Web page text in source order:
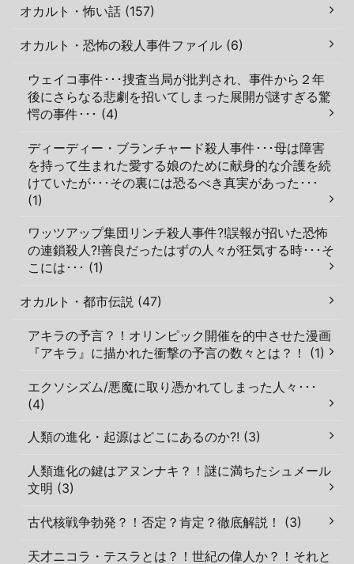
オカルト・怖い話 (157)
オカルト・恐怖の殺人事件ファイル (6)
ウェイコ事件･･･捜査当局が批判され、事件から２年
後にさらなる悲劇を招いてしまった展開が謎すぎる驚
愕の事件･･･ (4)
ディーディー・ブランチャード殺人事件･･･母は障害
を持って生まれた愛する娘のために献身的な介護を続
けていたが･･･その裏には恐るべき真実があった･･･
(1)
ワッツアップ集団リンチ殺人事件?!誤報が招いた恐怖
の連鎖殺人?!善良だったはずの人々が狂気する時･･･そ
こには･･･ (1)
オカルト・都市伝説 (47)
アキラの予言？！オリンピック開催を的中させた漫画
『アキラ』に描かれた衝撃の予言の数々とは？！ (1)
エクソシズム/悪魔に取り憑かれてしまった人々･･･
(4)
人類の進化・起源はどこにあるのか?! (3)
人類進化の鍵はアヌンナキ？！謎に満ちたシュメール
文明 (3)
古代核戦争勃発？！否定？肯定？徹底解説！ (3)
天才ニコラ・テスラとは？！世紀の偉人か？！それと